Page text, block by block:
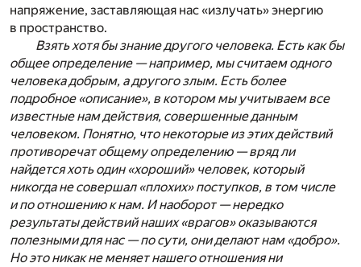
напряжение, заставляющая нас «излучать» энергию
в пространство.
Взять хотя бы знание другого человека. Есть как бы
общее определение — например, мы считаем одного
человека добрым, а другого злым. Есть более
подробное «описание», в котором мы учитываем все
известные нам действия, совершенные данным
человеком. Понятно, что некоторые из этих действий
противоречат общему определению — вряд ли
найдется хоть один «хороший» человек, который
никогда не совершал «плохих» поступков, в том числе
и по отношению к нам. И наоборот — нередко
результаты действий наших «врагов» оказываются
полезными для нас — по сути, они делают нам «добро».
Но это никак не меняет нашего отношения ни